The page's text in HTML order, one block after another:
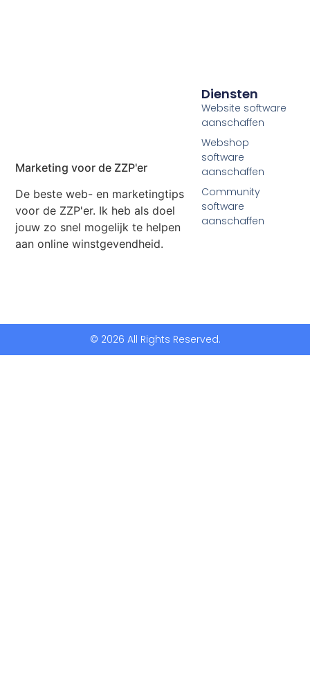
Marketing voor de ZZP'er
De beste web- en marketingtips
voor de ZZP'er. Ik heb als doel
jouw zo snel mogelijk te helpen
aan online winstgevendheid.
Diensten
Website software
aanschaffen
Webshop
software
aanschaffen
Community
software
aanschaffen
© 2026 All Rights Reserved.